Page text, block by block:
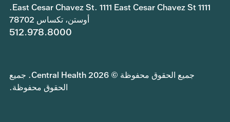
1111 East Cesar Chavez St. 1111 East Cesar Chavez St.
أوستن، تكساس 78702
512.978.8000
جميع الحقوق محفوظة © 2026 Central Health. جميع
الحقوق محفوظة.